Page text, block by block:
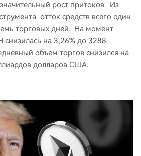
рост притоков. Из
отток средств всего один
торговых дней. На момент
снизилась на 3,26% до 3288
объем торгов снизился на
долларов США.